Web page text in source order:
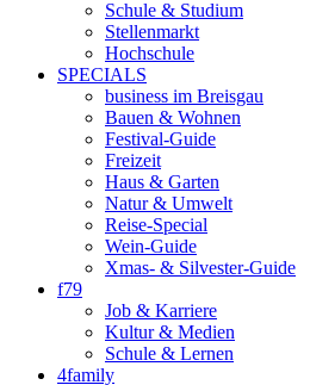
Schule & Studium
Stellenmarkt
Hochschule
SPECIALS
business im Breisgau
Bauen & Wohnen
Festival-Guide
Freizeit
Haus & Garten
Natur & Umwelt
Reise-Special
Wein-Guide
Xmas- & Silvester-Guide
f79
Job & Karriere
Kultur & Medien
Schule & Lernen
4family